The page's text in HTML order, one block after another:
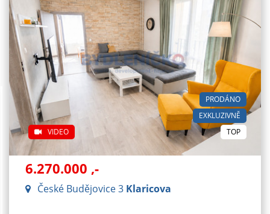
EXKLUZIVNĚ
VIDEO
PRODÁNO
TOP
6.270.000 ,-
České Budějovice 3 Klaricova